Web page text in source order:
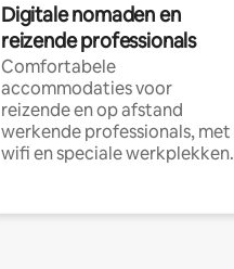
Digitale nomaden en
reizende professionals
Comfortabele
accommodaties voor
reizende en op afstand
werkende professionals, met
wifi en speciale werkplekken.